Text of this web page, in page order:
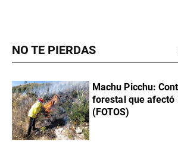
NO TE PIERDAS
Machu Picchu:
forestal que afectó
(FOTOS)